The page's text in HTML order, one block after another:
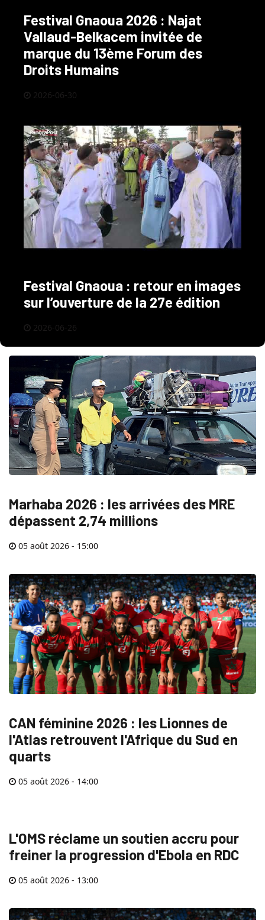
Festival Gnaoua 2026 : Najat
Vallaud-Belkacem invitée de
marque du 13ème Forum des
Droits Humains
2026-06-30
Festival Gnaoua : retour en images
sur l’ouverture de la 27e édition
2026-06-26
Marhaba 2026 : les arrivées des MRE
dépassent 2,74 millions
05 août 2026 - 15:00
CAN féminine 2026 : les Lionnes de
l'Atlas retrouvent l'Afrique du Sud en
quarts
05 août 2026 - 14:00
L'OMS réclame un soutien accru pour
freiner la progression d'Ebola en RDC
05 août 2026 - 13:00